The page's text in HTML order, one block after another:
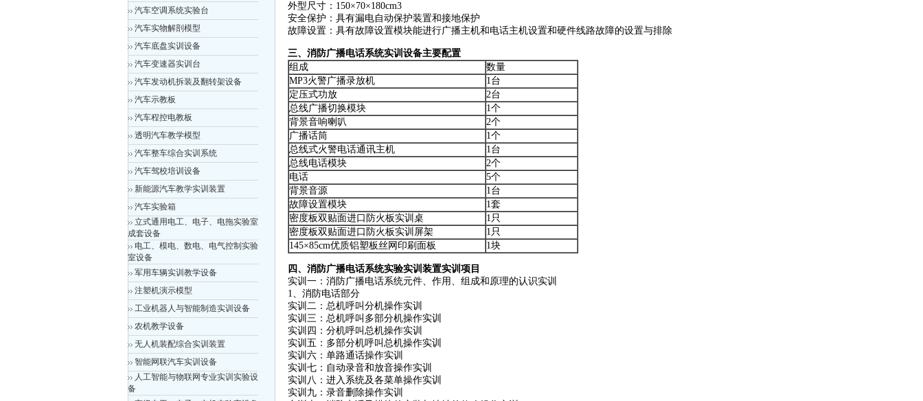
汽车空调系统实验台
汽车实物解剖模型
汽车底盘实训设备
汽车变速器实训台
汽车发动机拆装及翻转架设备
汽车示教板
汽车程控电教板
透明汽车教学模型
汽车整车综合实训系统
汽车驾校培训设备
新能源汽车教学实训装置
汽车实验箱
立式通用电工、电子、电拖实验室
成套设备
电工、模电、数电、电气控制实验
室设备
军用车辆实训教学设备
注塑机演示模型
工业机器人与智能制造实训设备
农机教学设备
无人机装配综合实训装置
智能网联汽车实训设备
人工智能与物联网专业实训实验设
备
外型尺寸：150×70×180cm3
安全保护：具有漏电自动保护装置和接地保护
故障设置：具有故障设置模块能进行广播主机和电话主机设置和硬件线路故障的设置与排除
三、消防广播电话系统实训设备主要配置
组成
数量
MP3火警广播录放机
1台
定压式功放
2台
总线广播切换模块
1个
背景音响喇叭
2个
广播话筒
1个
总线式火警电话通讯主机
1台
总线电话模块
2个
电话
5个
背景音源
1台
故障设置模块
1套
密度板双贴面进口防火板实训桌
1只
密度板双贴面进口防火板实训屏架
1只
145×85cm优质铝塑板丝网印刷面板
1块
四、消防广播电话系统实验实训装置实训项目
实训一：消防广播电话系统元件、作用、组成和原理的认识实训
1、消防电话部分
实训二：总机呼叫分机操作实训
实训三：总机呼叫多部分机操作实训
实训四：分机呼叫总机操作实训
实训五：多部分机呼叫总机操作实训
实训六：单路通话操作实训
实训七：自动录音和放音操作实训
实训八：进入系统及各菜单操作实训
实训九：录音删除操作实训